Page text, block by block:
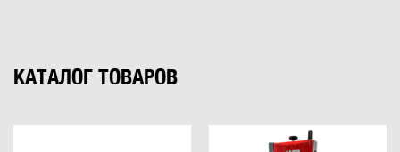
КАТАЛОГ ТОВАРОВ